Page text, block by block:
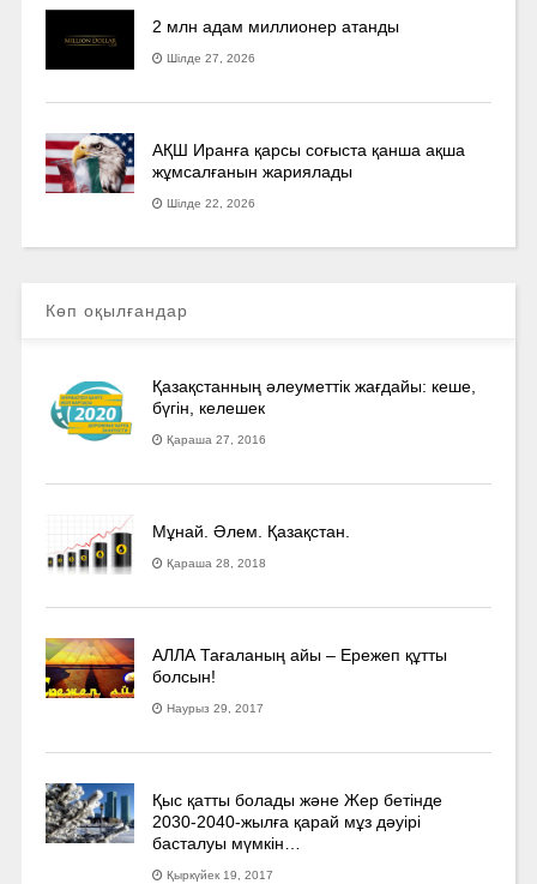
2 млн адам миллионер атанды
Шілде 27, 2026
АҚШ Иранға қарсы соғыста қанша ақша
жұмсалғанын жариялады
Шілде 22, 2026
Көп оқылғандар
Қазақстанның әлеуметтік жағдайы: кеше,
бүгін, келешек
Қараша 27, 2016
Мұнай. Әлем. Қазақстан.
Қараша 28, 2018
АЛЛА Тағаланың айы – Ережеп құтты
болсын!
Наурыз 29, 2017
Қыс қатты болады және Жер бетінде
2030-2040­-жылға қарай мұз дәуірі
басталуы мүмкін…
Қыркүйек 19, 2017